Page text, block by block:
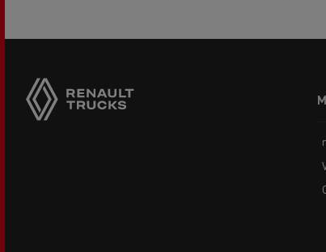
menu